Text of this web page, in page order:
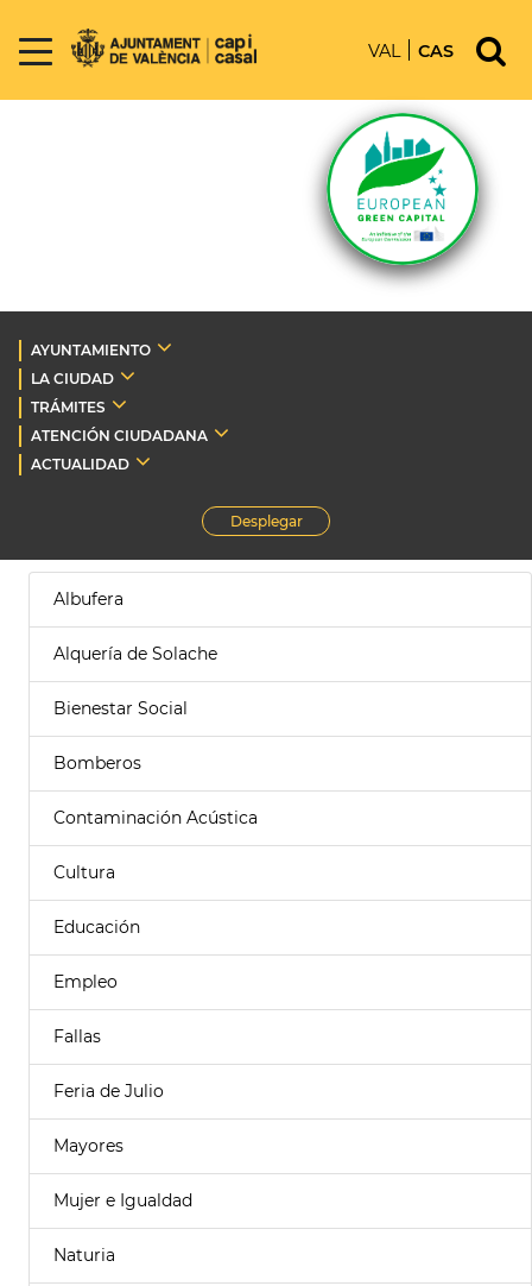
VAL CAS
AYUNTAMIENTO
LA CIUDAD
TRÁMITES
ATENCIÓN CIUDADANA
ACTUALIDAD
Desplegar
Albufera
Alquería de Solache
Bienestar Social
Bomberos
Contaminación Acústica
Cultura
Educación
Empleo
Fallas
Feria de Julio
Mayores
Mujer e Igualdad
Naturia